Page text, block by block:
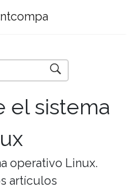
el sistema
operativo Linux.
artículos